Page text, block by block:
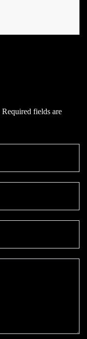
Required fields are